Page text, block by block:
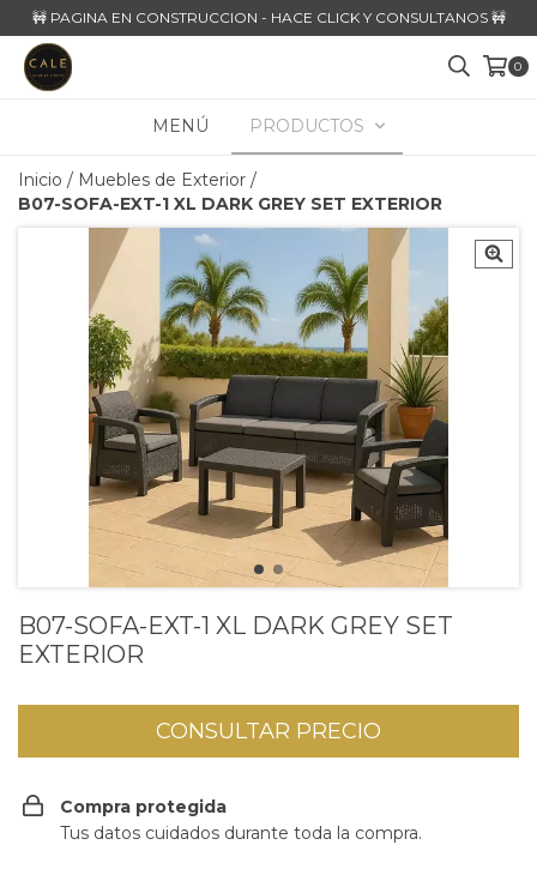
🚧 PAGINA EN CONSTRUCCION - HACE CLICK Y CONSULTANOS 🚧
0
MENÚ PRODUCTOS
Inicio / Muebles de Exterior /
B07-SOFA-EXT-1 XL DARK GREY SET EXTERIOR
B07-SOFA-EXT-1 XL DARK GREY SET
EXTERIOR
Compra protegida
Tus datos cuidados durante toda la compra.